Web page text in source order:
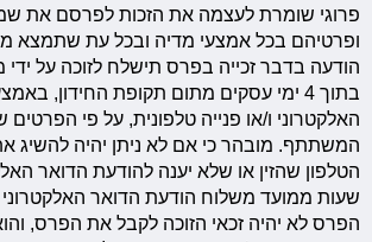
פרוגי שומרת לעצמה את הזכות לפרסם את
ופרטיהם בכל אמצעי מדיה ובכל עת שתמצא מי
הודעה בדבר זכייה בפרס תישלח לזוכה על
בתוך 4 ימי עסקים מתום תקופת החידון,
האלקטרוני ו/או פנייה טלפונית, על פי הפרטים
המשתתף. מובהר כי אם לא ניתן יהיה להשיג
שעות ממועד משלוח הודעת הדואר האלקטרוני
הפרס לא יהיה זכאי הזוכה לקבל את הפרס,